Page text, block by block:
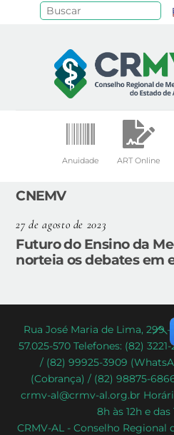
Anuidade ART Online
CNEMV
27 de agosto de 2023
Futuro do Ensino da
norteia os debates em
To
Rua José Maria de Lima, 299
57.025-570 Telefones: (82)
/ (82) 99925-3909
(Cobrança) / (82) 98875-
crmv-al@crmv-al.org.br
8h às 12h e das
CRMV-AL - Conselho Regional